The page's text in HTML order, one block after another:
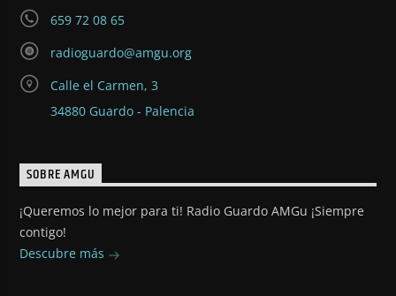
659 72 08 65
radioguardo@amgu.org
Calle el Carmen, 3
34880 Guardo - Palencia
SOBRE AMGU
¡Queremos lo mejor para ti! Radio Guardo AMGu ¡Siempre
contigo!
Descubre más